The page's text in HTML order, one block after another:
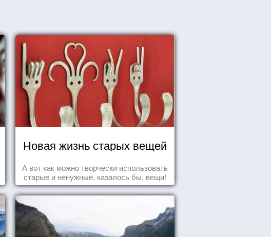
Новая жизнь старых вещей
А вот как можно творчески использовать
старые и ненужные, казалось бы, вещи!